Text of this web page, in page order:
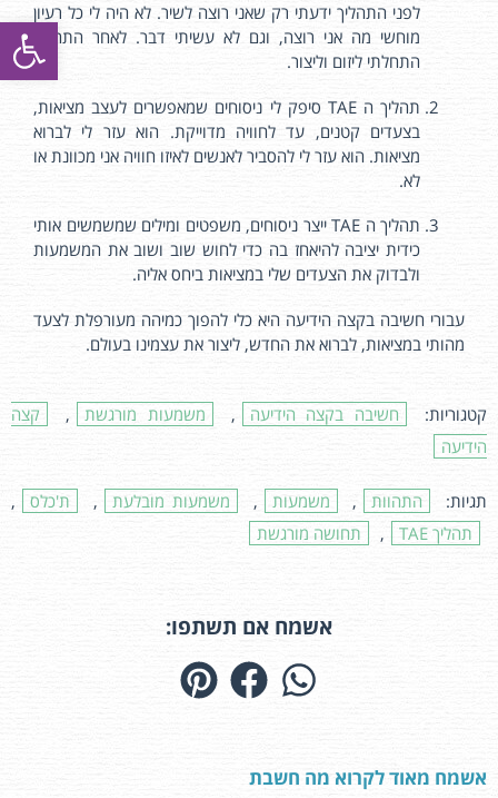
פתח
לפני התהליך ידעתי רק שאני רוצה לשיר. לא היה לי כל רעיון
מוחשי מה אני רוצה, וגם לא עשיתי דבר. לאחר התהליך
התחלתי ליזום וליצור.
תהליך ה TAE סיפק לי ניסוחים שמאפשרים לעצב מציאות,
בצעדים קטנים, עד לחוויה מדוייקת. הוא עזר לי לברוא
מציאות. הוא עזר לי להסביר לאנשים לאיזו חוויה אני מכוונת או
לא.
תהליך ה TAE ייצר ניסוחים, משפטים ומילים שמשמשים אותי
כידית יציבה להיאחז בה כדי לחוש שוב ושוב את המשמעות
ולבדוק את הצעדים שלי במציאות ביחס אליה.
עבורי חשיבה בקצה הידיעה היא כלי להפוך כמיהה מעורפלת לצעד
מהותי במציאות, לברוא את החדש, ליצור את עצמינו בעולם.
קטגוריות: חשיבה בקצה הידיעה , משמעות מורגשת ,
קצה
הידיעה
תגיות: התהוות , משמעות , משמעות מובלעת , ת'כלס
,
תהליך TAE
, תחושה מורגשת
אשמח אם תשתפו:
אשמח מאוד לקרוא מה חשבת